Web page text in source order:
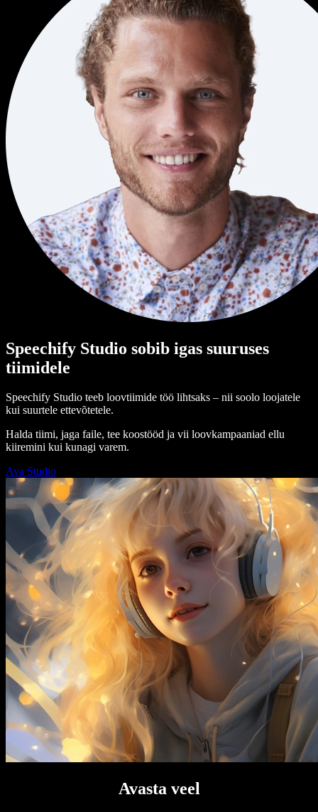
Speechify Studio sobib igas suuruses
tiimidele
Speechify Studio teeb loovtiimide töö lihtsaks – nii soolo loojatele
kui suurtele ettevõtetele.
Halda tiimi, jaga faile, tee koostööd ja vii loovkampaaniad ellu
kiiremini kui kunagi varem.
Ava Studio
Avasta veel